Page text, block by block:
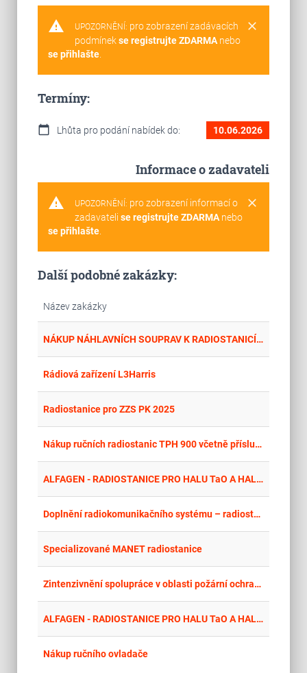
warning clear
UPOZORNĚNÍ: pro zobrazení zadávacích
podmínekse registrujte ZDARMAnebo
se přihlašte.
Termíny:
calendar_today Lhůta pro podání nabídek do: 10.06.2026
Informace o zadavateli
warning clear
UPOZORNĚNÍ: pro zobrazení informací o
zadavateli se registrujte ZDARMAnebo
se přihlašte.
Další podobné zakázky:
Název zakázky
NÁKUP NÁHLAVNÍCH SOUPRAV K RADIOSTANICÍM
Rádiová zařízení L3Harris
Radiostanice pro ZZS PK 2025
Nákup ručních radiostanic TPH 900 včetně příslušenství
ALFAGEN - RADIOSTANICE PRO HALU TaO A HALU TPV
Doplnění radiokomunikačního systému – radiostanice pro Magistrát města Brna
Specializované MANET radiostanice
Zintenzivnění spolupráce v oblasti požární ochrany a operačního řízení v česko-saském pohraničí - HZS ULK - Komunikační technika pro podporu řízení společných zásahů (15 souprav)
ALFAGEN - RADIOSTANICE PRO HALU TaO A HALU TPV
Nákup ručního ovladače